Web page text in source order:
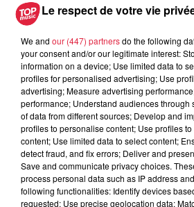
Toute l'actu
16h00
À Hoerdt, de
robinets
Le respect de votre vie
We and our (447) partnersdo the following
your consent and/or our legitimate interest:
information on a device; Use limited data to
profiles for personalised advertising; Use
advertising; Measure advertising
performance; Understand audiences through
of data from different sources; Develop and
profiles to personalise content; Use profiles
content; Use limited data to select content;
detect fraud, and fix errors; Deliver and
Save and communicate privacy choices.
process personal data such as IP address
following functionalities: Identify devices
requested; Use precise geolocation data;